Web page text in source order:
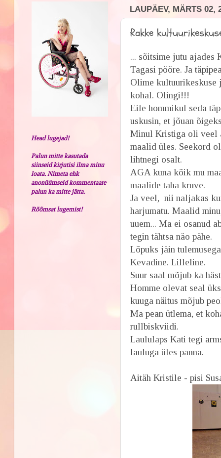
LAUPÄEV, MÄRTS 02,
Rakke
... sõitsime jutu ajades
Tagasi pööre. Ja
Olime kultuurikeskuse
kohal. Olingi!!!
Eile hommikul seda
uskusin, et jõuan
Minul Kristiga oli veel
maalid üles. Seekord
lihtnegi osalt.
AGA kuna kõik mu
maalide taha kruve.
Ja veel, nii naljakas
harjumatu. Maalid
uuem... Ma ei osanud
tegin tähtsa näo pähe.
Lõpuks jäin
Kevadine. Lilleline.
Suur saal mõjub ka
Homme olevat seal
kuuga näitus mõjub
Ma pean ütlema, et
rullbiskviidi.
Laululaps Kati tegi
lauluga üles panna.
Aitäh Kristile - pisi
Head lugejad!
Palun mitte kasutada
siinseid kirjutisi ilma minu
loata. Nimeta ehk
anonüümseid kommentaare
palun ka mitte jätta.
Rõõmsat lugemist!